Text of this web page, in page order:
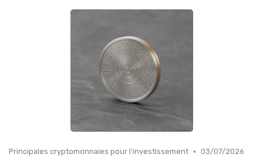
Principales cryptomonnaies pour l'investissement • 03/07/2026